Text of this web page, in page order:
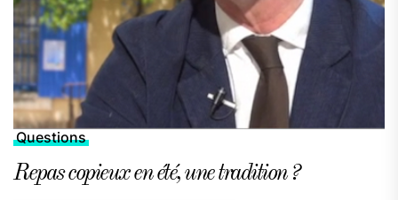
Questions
Repas copieux en été, une tradition ?